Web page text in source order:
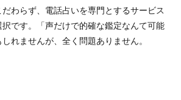
わらず、電話占いを専門とするサービス
です。「声だけで的確な鑑定なんて可能
れませんが、全く問題ありません。